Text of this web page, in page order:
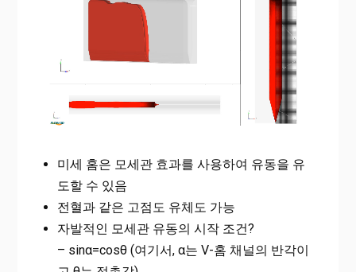
미세 홈은 모세관 효과를 사용하여 유동을 유
도할 수 있음
전혈과 같은 고점도 유체도 가능
자발적인 모세관 유동의 시작 조건?
– sinα=cosθ (여기서, α는 V-홈 채널의 반각이